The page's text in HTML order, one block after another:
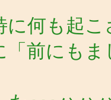
に何も起
「前にも